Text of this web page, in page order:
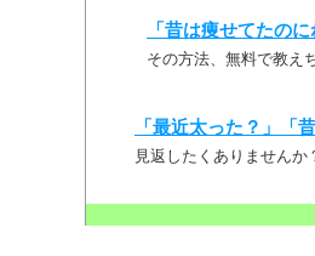
「昔は痩せてたの
その方法、無料で教え
「最近太った？」「
見返したくありませんか